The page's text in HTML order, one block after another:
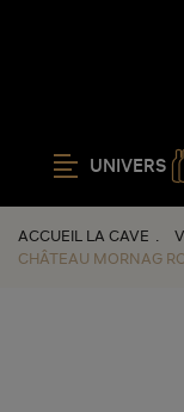
UNIVERS
ACCUEIL LA CAVE
CHÂTEAU MORNAG